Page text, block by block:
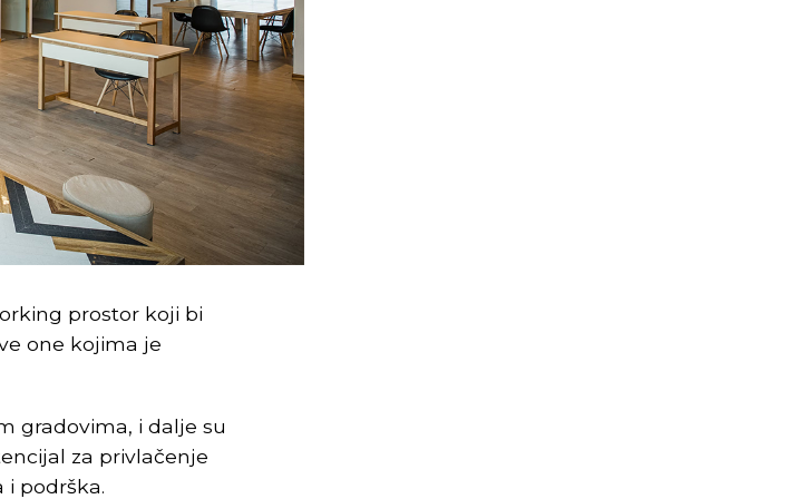
prostor koji bi
one kojima je
gradovima, i dalje su
za privlačenje
i podrška.